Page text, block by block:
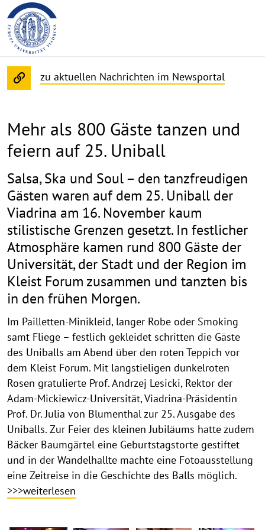
zu aktuellen Nachrichten im Newsportal
Mehr als 800 Gäste tanzen und
feiern auf 25. Uniball
Salsa, Ska und Soul – den tanzfreudigen
Gästen waren auf dem 25. Uniball der
Viadrina am 16. November kaum
stilistische Grenzen gesetzt. In festlicher
Atmosphäre kamen rund 800 Gäste der
Universität, der Stadt und der Region im
Kleist Forum zusammen und tanzten bis
in den frühen Morgen.
Im Pailletten-Minikleid, langer Robe oder Smoking
samt Fliege – festlich gekleidet schritten die Gäste
des Uniballs am Abend über den roten Teppich vor
dem Kleist Forum. Mit langstieligen dunkelroten
Rosen gratulierte Prof. Andrzej Lesicki, Rektor der
Adam-Mickiewicz-Universität, Viadrina-Präsidentin
Prof. Dr. Julia von Blumenthal zur 25. Ausgabe des
Uniballs. Zur Feier des kleinen Jubiläums hatte zudem
Bäcker Baumgärtel eine Geburtstagstorte gestiftet
und in der Wandelhallte machte eine Fotoausstellung
eine Zeitreise in die Geschichte des Balls möglich.
>>>weiterlesen